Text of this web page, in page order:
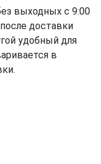
выходных с 9:00
доставки
удобный для
в